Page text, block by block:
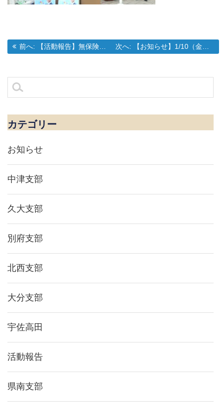
ナ
ビ
シ
ョ
前へ: 過去の投稿:
【活動報告】無保険車追放キャンペーンのご報告 次へ: 次の投稿:
【お知らせ】1/10（金）新春セミナー・賀詞交歓会のご案内
検
索:
カテゴリー
お知らせ
中津支部
久大支部
別府支部
北西支部
大分支部
宇佐高田
活動報告
県南支部